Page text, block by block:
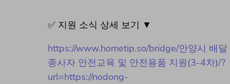
✅ 지원 소식 상세 보기 ▼
https://www.hometip.so/bridge/안양시 배달
종사자 안전교육 및 안전용품 지원(3-4차)/?
url=https://nodong-